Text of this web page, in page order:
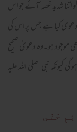
اتنا شدید غصہ آئے جو اس
کیا ہے جس پر اس کی
موجود ہو۔وہ دعویٰ صحیح
نبی صلی اللہ علیہ
حَتَّى